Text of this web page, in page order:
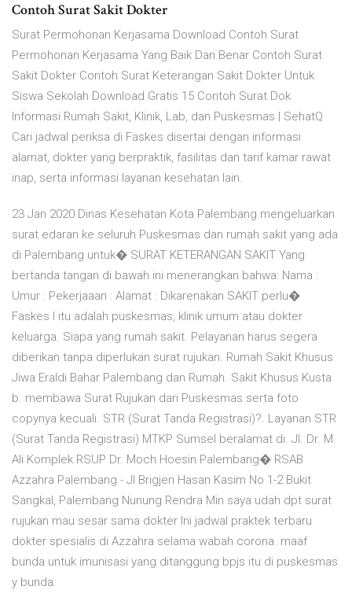
Contoh Surat Sakit Dokter
Surat Permohonan Kerjasama Download Contoh Surat
Permohonan Kerjasama Yang Baik Dan Benar Contoh Surat
Sakit Dokter Contoh Surat Keterangan Sakit Dokter Untuk
Siswa Sekolah Download Gratis 15 Contoh Surat Dok
Informasi Rumah Sakit, Klinik, Lab, dan Puskesmas | SehatQ
Cari jadwal periksa di Faskes disertai dengan informasi
alamat, dokter yang berpraktik, fasilitas dan tarif kamar rawat
inap, serta informasi layanan kesehatan lain.
23 Jan 2020 Dinas Kesehatan Kota Palembang mengeluarkan
surat edaran ke seluruh Puskesmas dan rumah sakit yang ada
di Palembang untuk� SURAT KETERANGAN SAKIT Yang
bertanda tangan di bawah ini menerangkan bahwa: Nama :
Umur : Pekerjaaan : Alamat : Dikarenakan SAKIT perlu�
Faskes I itu adalah puskesmas, klinik umum atau dokter
keluarga. Siapa yang rumah sakit. Pelayanan harus segera
diberikan tanpa diperlukan surat rujukan. Rumah Sakit Khusus
Jiwa Eraldi Bahar Palembang dan Rumah. Sakit Khusus Kusta
b. membawa Surat Rujukan dari Puskesmas serta foto
copynya kecuali. STR (Surat Tanda Registrasi)?. Layanan STR
(Surat Tanda Registrasi) MTKP Sumsel beralamat di. Jl. Dr. M.
Ali Komplek RSUP Dr. Moch Hoesin Palembang� RSAB
Azzahra Palembang - Jl Brigjen Hasan Kasim No 1-2 Bukit
Sangkal, Palembang Nunung Rendra Min saya udah dpt surat
rujukan mau sesar sama dokter Ini jadwal praktek terbaru
dokter spesialis di Azzahra selama wabah corona. maaf
bunda untuk imunisasi yang ditanggung bpjs itu di puskesmas
y bunda.